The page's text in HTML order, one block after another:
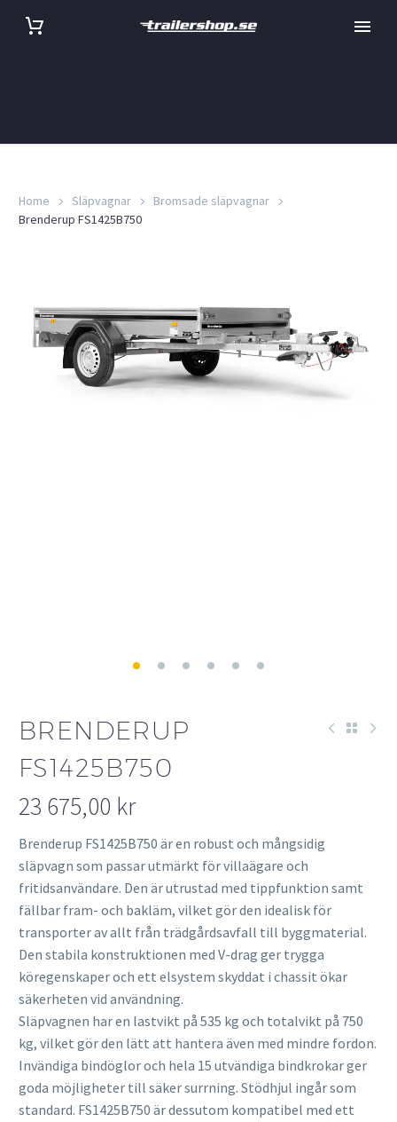
Home Släpvagnar
Bromsade släpvagnar
Brenderup FS1425B750
BRENDERUP
FS1425B750
23 675,00 kr
Brenderup FS1425B750 är en robust och mångsidig
släpvagn som passar utmärkt för villaägare och
fritidsanvändare. Den är utrustad med tippfunktion samt
fällbar fram- och bakläm, vilket gör den idealisk för
transporter av allt från trädgårdsavfall till byggmaterial.
Den stabila konstruktionen med V-drag ger trygga
köregenskaper och ett elsystem skyddat i chassit ökar
säkerheten vid användning.
Släpvagnen har en lastvikt på 535 kg och totalvikt på 750
kg, vilket gör den lätt att hantera även med mindre fordon.
Invändiga bindöglor och hela 15 utvändiga bindkrokar ger
goda möjligheter till säker surrning. Stödhjul ingår som
standard. FS1425B750 är dessutom kompatibel med ett